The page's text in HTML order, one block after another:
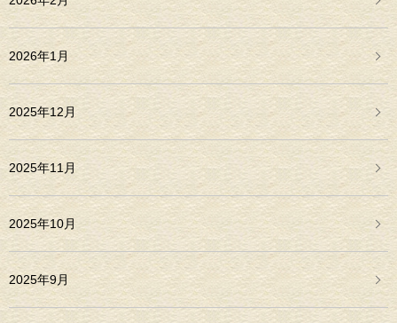
2026年1月
2025年12月
2025年11月
2025年10月
2025年9月